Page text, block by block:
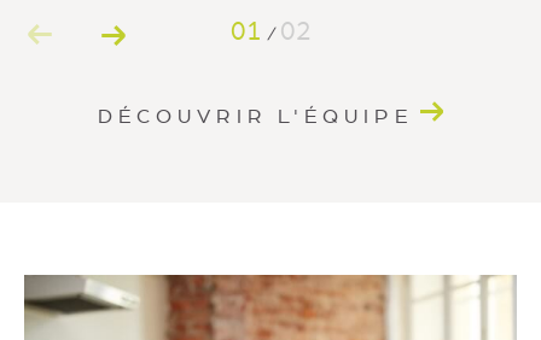
01 / 02
DÉCOUVRIR L'ÉQUIPE